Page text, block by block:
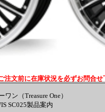
注文前に在庫状況を必ずお問合せ
ワン（Treasure One）
SC025製品案内